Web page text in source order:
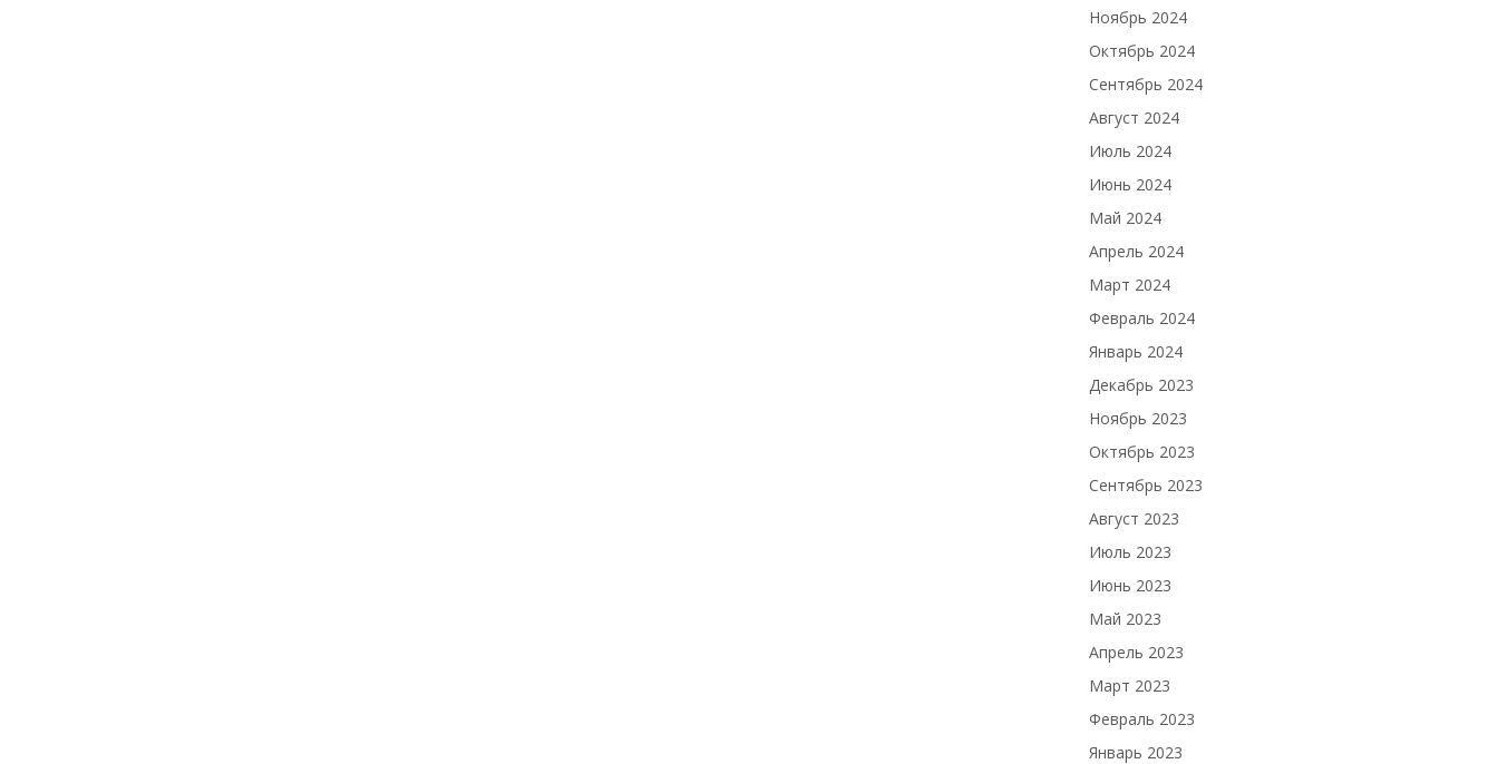
Ноябрь 2024
Октябрь 2024
Сентябрь 2024
Август 2024
Июль 2024
Июнь 2024
Май 2024
Апрель 2024
Март 2024
Февраль 2024
Январь 2024
Декабрь 2023
Ноябрь 2023
Октябрь 2023
Сентябрь 2023
Август 2023
Июль 2023
Июнь 2023
Май 2023
Апрель 2023
Март 2023
Февраль 2023
Январь 2023